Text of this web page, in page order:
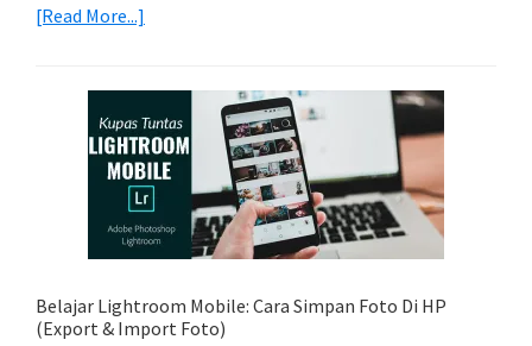
[Read More...]
Sederhana:
Memadukan
Foto
Light
Trail
Dengan
Belajar Lightroom Mobile: Cara Simpan Foto Di HP
(Export & Import Foto)